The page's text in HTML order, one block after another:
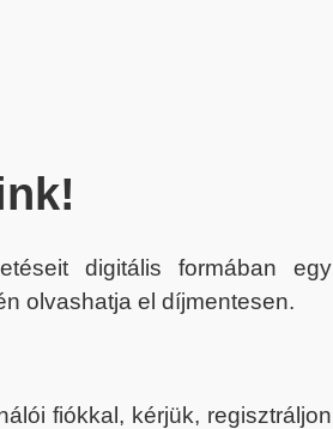
digitális formában egy
olvashatja el díjmentesen.
fiókkal, kérjük, regisztráljon